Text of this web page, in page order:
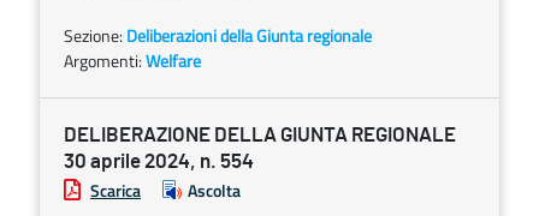
Sezione: Deliberazioni della Giunta regionale
Argomenti:Welfare
DELIBERAZIONE DELLA GIUNTA REGIONALE
30 aprile 2024, n. 554
Scarica Ascolta